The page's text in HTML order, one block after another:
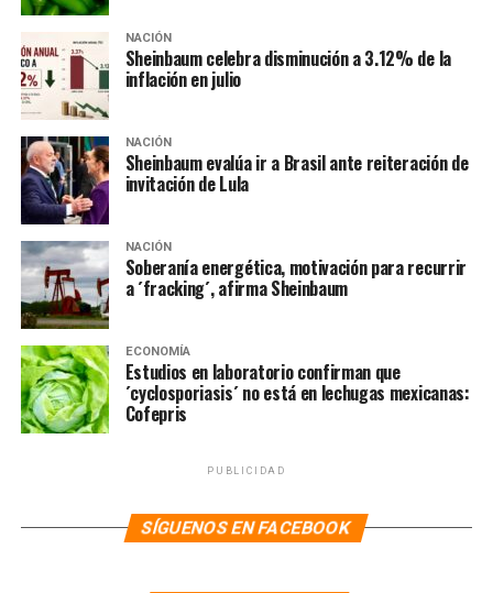
Exige México a Israel respeto a mexicanas detenidas
tras la intercepción de la Flotilla Global Sumud
NO TE PIERDAS
Ayuso polemiza y acusa ocultamiento del Huei
Tzompantli en CDMX; le aclaran que es de conocimiento
público
NACIÓN
Sheinbaum celebra disminución a 3.12% de la
inflación en julio
NACIÓN
Sheinbaum evalúa ir a Brasil ante reiteración de
invitación de Lula
NACIÓN
Soberanía energética, motivación para recurrir
a ´fracking´, afirma Sheinbaum
ECONOMÍA
Estudios en laboratorio confirman que
´cyclosporiasis´ no está en lechugas mexicanas:
Cofepris
PUBLICIDAD
SÍGUENOS EN FACEBOOK